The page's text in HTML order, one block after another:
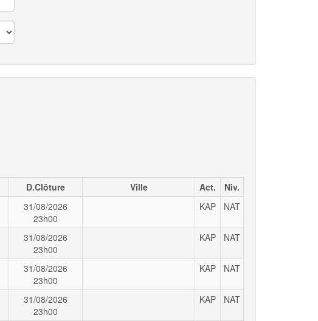
D.Clôture Ville Act.
Niv.
31/08/2026
23h00
KAP NAT
31/08/2026
23h00
KAP NAT
31/08/2026
23h00
KAP NAT
31/08/2026
23h00
KAP NAT